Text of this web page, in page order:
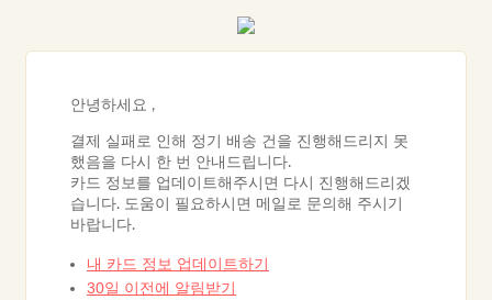
안녕하세요 ,
결제 실패로 인해 정기 배송 건을 진행해드리지 못
했음을 다시 한 번 안내드립니다.
카드 정보를 업데이트해주시면 다시 진행해드리겠
습니다. 도움이 필요하시면 메일로 문의해 주시기
바랍니다.
내 카드 정보 업데이트하기
30일 이전에 알림받기